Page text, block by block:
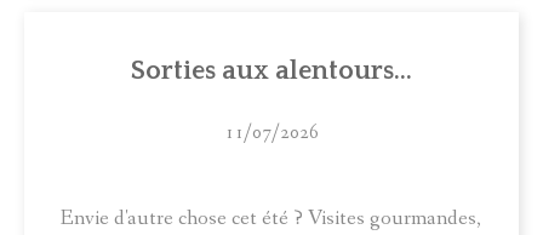
Sorties aux alentours...
11/07/2026
Envie d'autre chose cet été ? Visites gourmandes,